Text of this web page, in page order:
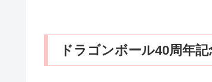
ドラゴンボール40周年